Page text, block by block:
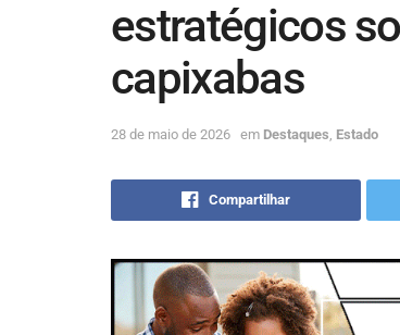
estratégicos
capixabas
28 de maio de 2026 em Destaques Estado
Compartilhar